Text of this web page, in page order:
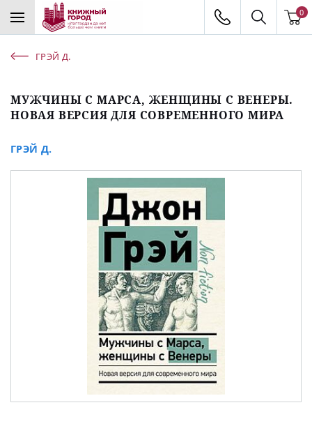
0
ГРЭЙ Д.
МУЖЧИНЫ С МАРСА, ЖЕНЩИНЫ С ВЕНЕРЫ.
НОВАЯ ВЕРСИЯ ДЛЯ СОВРЕМЕННОГО МИРА
ГРЭЙ Д.